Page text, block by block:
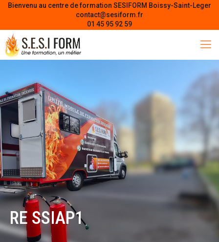
Bienvenu au centre de formation SESIFORM Boissy-Saint-Leger
contact@sesiform.fr
01 45 95 92 59
RE SSIAP1